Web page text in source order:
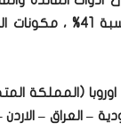
(المملكة
– العراق –